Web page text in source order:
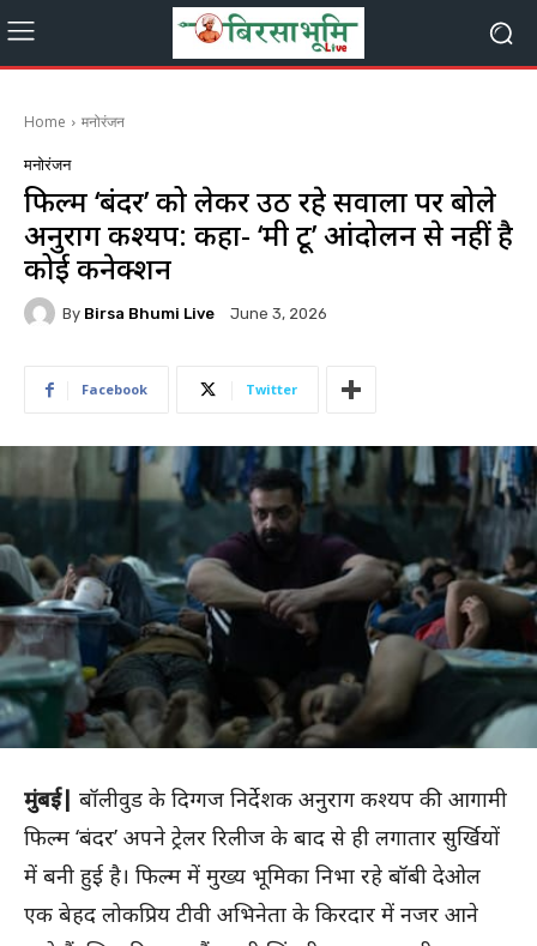
Home मनोरंजन
मनोरंजन
फिल्म ‘बंदर’ को लेकर उठ रहे सवालों पर बोले
अनुराग कश्यप: कहा- ‘मी टू’ आंदोलन से नहीं है
कोई कनेक्शन
By Birsa Bhumi Live June 3, 2026
Facebook Twitter
मुंबई| बॉलीवुड के दिग्गज निर्देशक अनुराग कश्यप की आगामी
फिल्म ‘बंदर’ अपने ट्रेलर रिलीज के बाद से ही लगातार सुर्खियों
में बनी हुई है। फिल्म में मुख्य भूमिका निभा रहे बॉबी देओल
एक बेहद लोकप्रिय टीवी अभिनेता के किरदार में नजर आने